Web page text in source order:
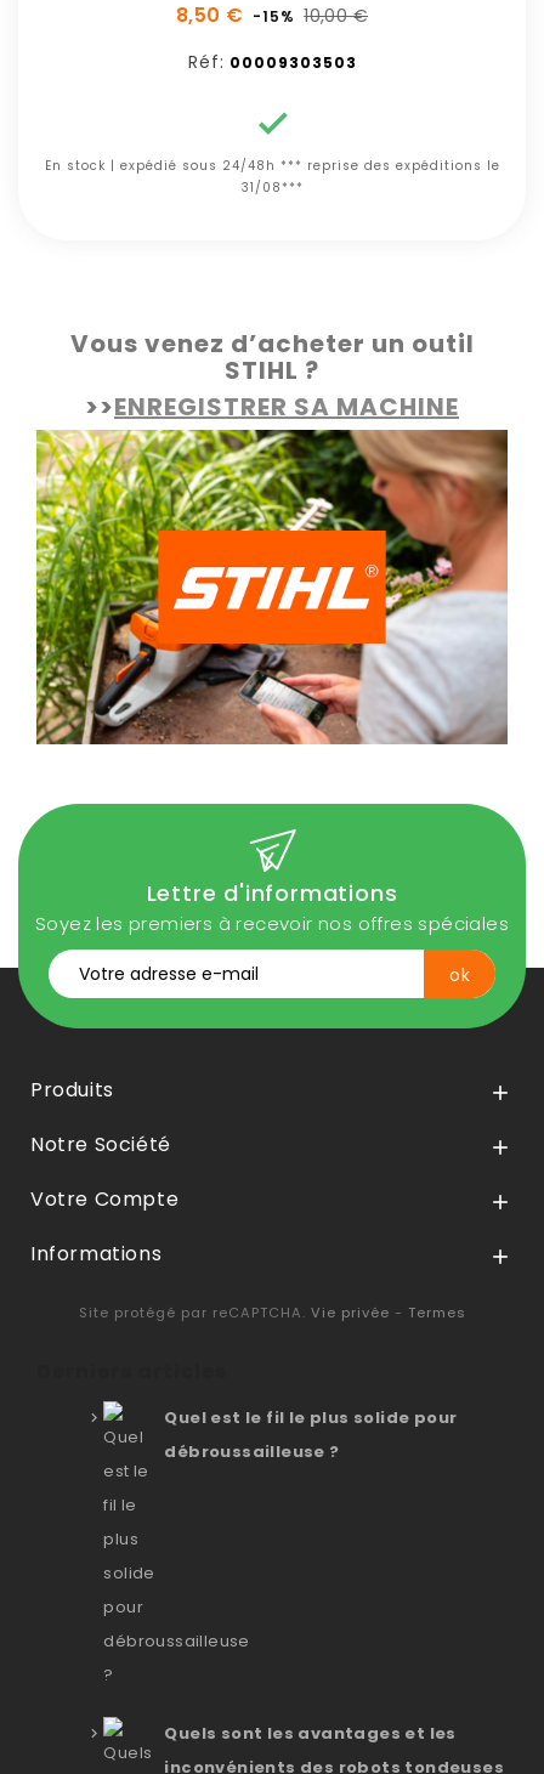
8,50 € -15% 10,00 €
Réf: 00009303503

En stock | expédié sous 24/48h *** reprise des expéditions le
31/08***
Vous venez d’acheter un outil
STIHL ?
>>ENREGISTRER SA MACHINE
Lettre d'informations
Soyez les premiers à recevoir nos offres spéciales
Produits 
Notre Société 
Votre Compte 
Informations 
Site protégé par reCAPTCHA. Vie privée - Termes
Quel est le fil le plus solide pour
débroussailleuse ?
Quels sont les avantages et les
inconvénients des robots tondeuses